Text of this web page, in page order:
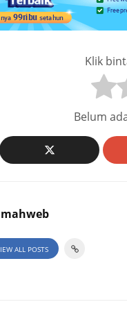
Klik
Belum
ALL POSTS